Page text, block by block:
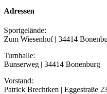
Adressen
Sportgelände:
Zum Wiesenhof | 34414
Turnhalle:
Bunserweg | 34414 Bonenburg
Vorstand:
Patrick Brechtken | Eggestraße